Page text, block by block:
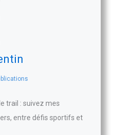
trail : suivez mes
entre défis sportifs et